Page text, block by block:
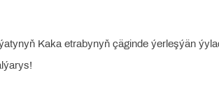
Kaka etrabynyň çäginde ýerleşýän